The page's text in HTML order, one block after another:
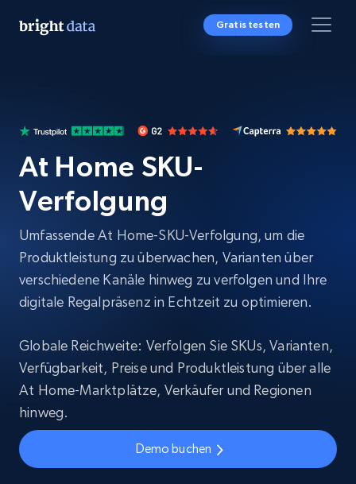
Gratis testen
At Home SKU-
Verfolgung
Umfassende At Home-SKU-Verfolgung, um die
Produktleistung zu überwachen, Varianten über
verschiedene Kanäle hinweg zu verfolgen und Ihre
digitale Regalpräsenz in Echtzeit zu optimieren.
Globale Reichweite: Verfolgen Sie SKUs, Varianten,
Verfügbarkeit, Preise und Produktleistung über alle
At Home-Marktplätze, Verkäufer und Regionen
hinweg.
Demo buchen